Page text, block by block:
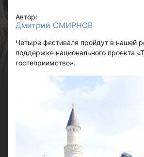
Автор:
Дмитрий СМИРНОВ
Четыре фестиваля пройдут в нашей
поддержке национального проекта
гостеприимство».